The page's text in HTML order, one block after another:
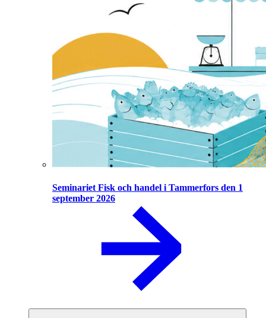
Seminariet Fisk och handel i Tammerfors den 1
september 2026